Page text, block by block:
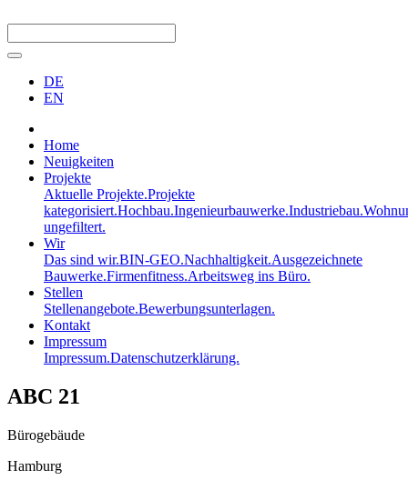
DE
EN
Home
Neuigkeiten
Projekte
Aktuelle Projekte.Projekte
kategorisiert.Hochbau.Ingenieurbauwerke.Industriebau.
ungefiltert.
Wir
Das sind wir.BIN-GEO.Nachhaltigkeit.Ausgezeichnete
Bauwerke.Firmenfitness.Arbeitsweg ins Büro.
Stellen
Stellenangebote.Bewerbungsunterlagen.
Kontakt
Impressum
Impressum.Datenschutzerklärung.
ABC 21
Bürogebäude
Hamburg